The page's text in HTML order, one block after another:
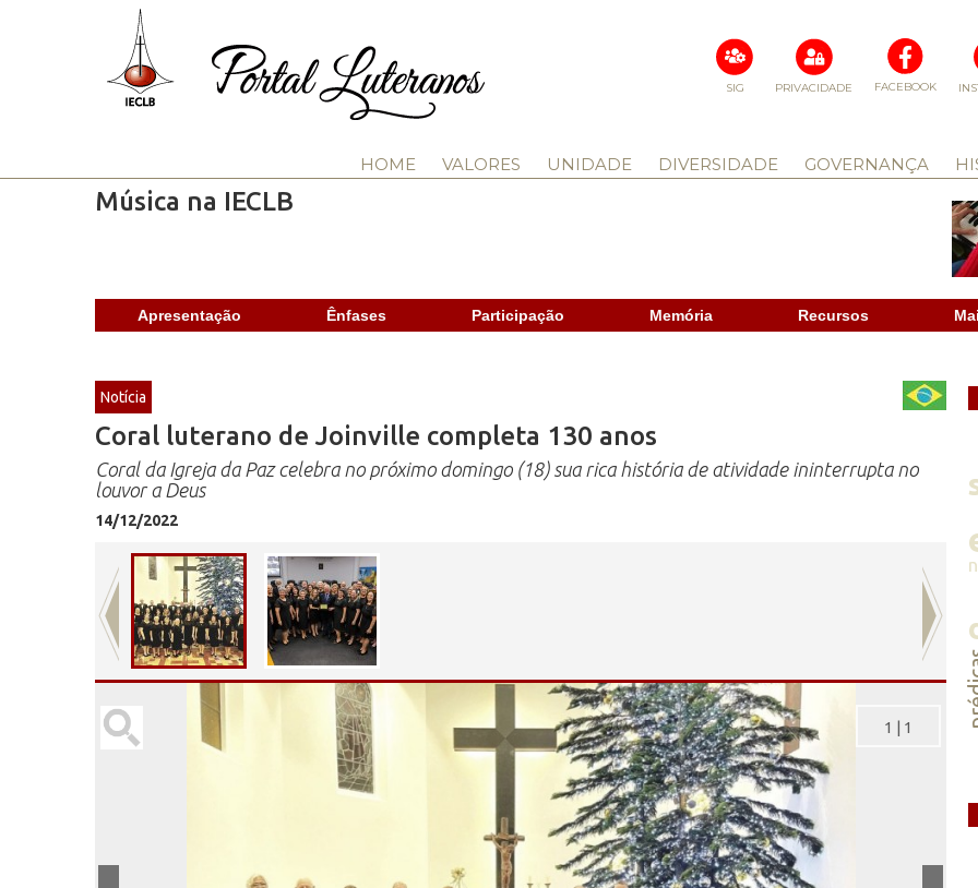
FACEBOOK
PRIVACIDADE
SIG
HOME VALORES UNIDADE DIVERSIDADE GOVERNANÇA
Música na IECLB
Apresentação Ênfases Participação Memória Recursos
Notícia
Coral luterano de Joinville completa 130 anos
Coral da Igreja da Paz celebra no próximo domingo (18) sua rica história de atividade ininterrupta no
louvor a Deus
14/12/2022
1 1